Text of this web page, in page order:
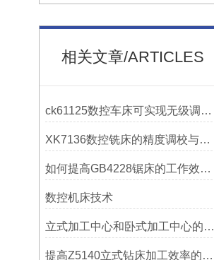
相关文章/ARTICLES
ck61125数控车床可实现无级调速控制
XK7136数控铣床的精度调校与性能优化
如何提高GB4228锯床的工作效率？
数控机床技术
立式加工中心和卧式加工中心的区别
提高Z5140立式钻床加工效率的改进措施